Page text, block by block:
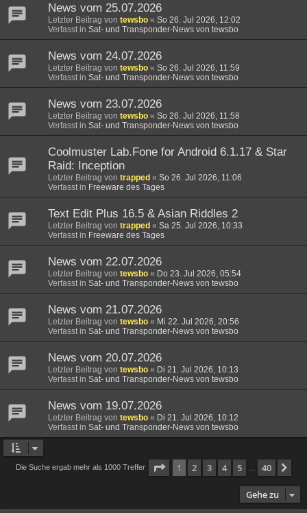
News vom 25.07.2026
Letzter Beitrag von tewsbo « So 26. Jul 2026, 12:02
Verfasst in Sat- und Transponder-News von tewsbo
News vom 24.07.2026
Letzter Beitrag von tewsbo « So 26. Jul 2026, 11:59
Verfasst in Sat- und Transponder-News von tewsbo
News vom 23.07.2026
Letzter Beitrag von tewsbo « So 26. Jul 2026, 11:58
Verfasst in Sat- und Transponder-News von tewsbo
Coolmuster Lab.Fone for Android 6.1.17 & Star
Raid: Inception
Letzter Beitrag von trapped « So 26. Jul 2026, 11:06
Verfasst in Freeware des Tages
Text Edit Plus 16.5 & Asian Riddles 2
Letzter Beitrag von trapped « Sa 25. Jul 2026, 10:33
Verfasst in Freeware des Tages
News vom 22.07.2026
Letzter Beitrag von tewsbo « Do 23. Jul 2026, 05:54
Verfasst in Sat- und Transponder-News von tewsbo
News vom 21.07.2026
Letzter Beitrag von tewsbo « Mi 22. Jul 2026, 20:56
Verfasst in Sat- und Transponder-News von tewsbo
News vom 20.07.2026
Letzter Beitrag von tewsbo « Di 21. Jul 2026, 10:13
Verfasst in Sat- und Transponder-News von tewsbo
News vom 19.07.2026
Letzter Beitrag von tewsbo « Di 21. Jul 2026, 10:12
Verfasst in Sat- und Transponder-News von tewsbo
Die Suche ergab mehr als 1000 Treffer Seite 1von 40
1 2 3 4 5 40
Gehe zu